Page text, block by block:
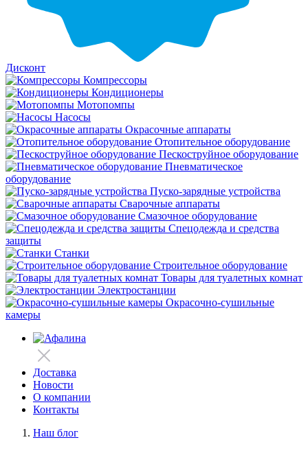
Дисконт
Компрессоры
Кондиционеры
Мотопомпы
Насосы
Окрасочные аппараты
Отопительное оборудование
Пескоструйное оборудование
Пневматическое
оборудование
Пуско-зарядные устройства
Сварочные аппараты
Смазочное оборудование
Спецодежда и средства
защиты
Станки
Строительное оборудование
Товары для туалетных комнат
Электростанции
Окрасочно-сушильные
камеры
Доставка
Новости
О компании
Контакты
Наш блог